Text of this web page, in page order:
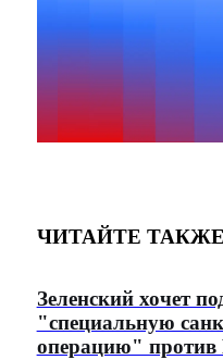
ЧИТАЙТЕ ТАКЖЕ
Зеленский хочет
"специальную
операцию" против